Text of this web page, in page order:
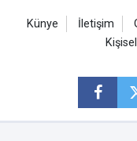
Künye İletişim